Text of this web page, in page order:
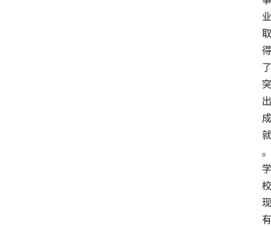
业
取
得
了
突
出
成
就
。
学
校
现
有